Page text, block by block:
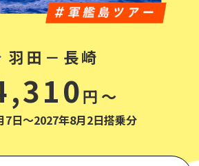
羽田－長崎
円～
7日～2027年8月2日搭乗分